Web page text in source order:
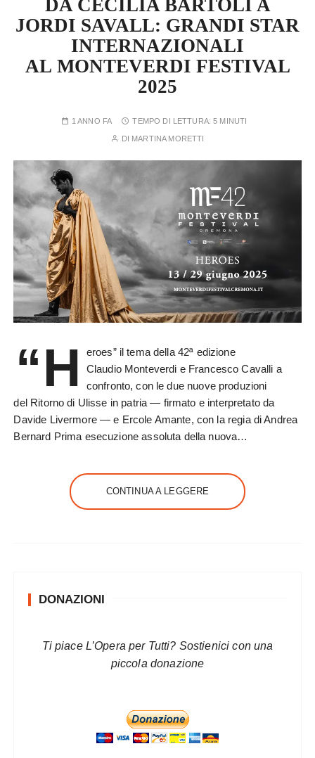
DA CECILIA BARTOLI A
JORDI SAVALL: GRANDI STAR
INTERNAZIONALI
AL MONTEVERDI FESTIVAL
2025
1 ANNO FA TEMPO DI LETTURA:5 MINUTI
DI MARTINA MORETTI
“H
eroes” il tema della 42ª edizione
Claudio Monteverdi e Francesco Cavalli a
confronto, con le due nuove produzioni
del Ritorno di Ulisse in patria — firmato e interpretato da
Davide Livermore — e Ercole Amante, con la regia di Andrea
Bernard Prima esecuzione assoluta della nuova…
CONTINUA A LEGGERE
DONAZIONI
Ti piace L’Opera per Tutti? Sostienici con una
piccola donazione